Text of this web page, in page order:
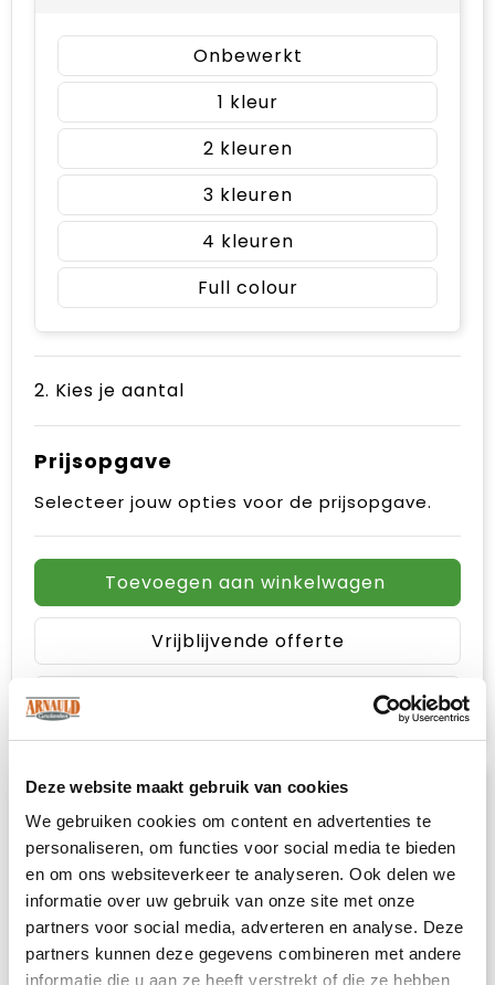
Deze website maakt gebruik van cookies
We gebruiken cookies om content en advertenties te
personaliseren, om functies voor social media te bieden
en om ons websiteverkeer te analyseren. Ook delen we
informatie over uw gebruik van onze site met onze
partners voor social media, adverteren en analyse. Deze
partners kunnen deze gegevens combineren met andere
informatie die u aan ze heeft verstrekt of die ze hebben
Onbewerkt
1
2
3
4
Full colour
2. Kies je aantal
Prijsopgave
Selecteer jouw opties voor de prijsopgave.
Toevoegen aan winkelwagen
Vrijblijvende offerte